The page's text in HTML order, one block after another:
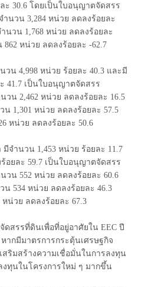
30.6 โดยเป็นใบอนุญาตจัดสรร
นวน 3,284 หน่วย ลดลงร้อยละ
นวน 1,768 หน่วย ลดลงร้อยละ
หน่วย ลดลงร้อยละ -62.7
น 4,998 หน่วย ร้อยละ 40.3 และมี
41.7 เป็นใบอนุญาตจัดสรร
วน 2,462 หน่วย ลดลงร้อยละ 16.5
น 1,301 หน่วย ลดลงร้อยละ 57.5
หน่วย ลดลงร้อยละ 50.6
จำนวน 1,453 หน่วย ร้อยละ 11.7
ยละ 59.7 เป็นใบอนุญาตจัดสรร
วน 552 หน่วย ลดลงร้อยละ 60.6
น 534 หน่วย ลดลงร้อยละ 46.3
น่วย ลดลงร้อยละ 67.3
สรรที่ดินเพื่อที่อยู่อาศัยใน EEC ปี
ากมีมาตรการกระตุ้นเศรษฐกิจ
ริมสร้างความเชื่อมั่นในการลงทุน
ทุนในโครงการใหม่ ๆ มากขึ้น